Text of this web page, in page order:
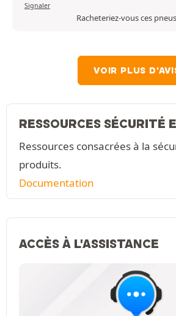
Signaler
Racheteriez-vous ces
VOIR PLUS
RESSOURCES SÉCURITÉ
Ressources consacrées à la
produits.
Documentation
ACCÈS À L'ASSISTANCE